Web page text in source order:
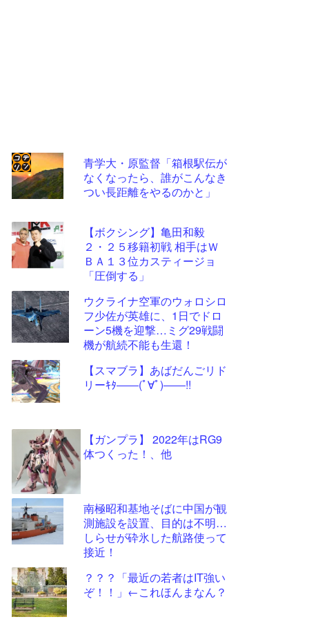
青学大・原監督「箱根駅伝が
なくなったら、誰がこんなき
つい長距離をやるのかと」
【ボクシング】亀田和毅
２・２５移籍初戦 相手はＷ
ＢＡ１３位カスティージョ
「圧倒する」
ウクライナ空軍のウォロシロ
フ少佐が英雄に、1日でドロ
ーン5機を迎撃…ミグ29戦闘
機が航続不能も生還！
【スマブラ】あばだんごリド
リーｷﾀ――(ﾟ∀ﾟ)――!!
【ガンプラ】 2022年はRG9
体つくった！、他
南極昭和基地そばに中国が観
測施設を設置、目的は不明…
しらせが砕氷した航路使って
接近！
？？？「最近の若者はIT強い
ぞ！！」←これほんまなん？
コテ
リン
- 固
定リ
ンク
更新
ツー
ル